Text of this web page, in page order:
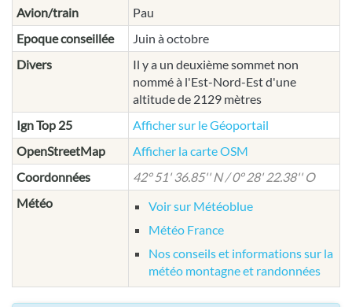
Avion/train
Pau
Epoque conseillée
Juin à octobre
Divers
Il y a un deuxième sommet non
nommé à l'Est-Nord-Est d'une
altitude de 2129 mètres
Ign Top 25
Afficher sur le Géoportail
OpenStreetMap
Afficher la carte OSM
Coordonnées
42° 51' 36.85'' N / 0° 28' 22.38'' O
Météo
Voir sur Météoblue
Météo France
Nos conseils et informations sur la
météo montagne et randonnées